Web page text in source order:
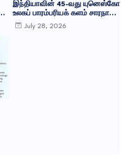
இந்தியாவின் 45-வது யுனெஸ்கோ
உலகப் பாரம்பரியக் களம் சாரநாத்:
TNPSC CURRENT AFFAIRS IN
TAMIL JULY 2026
July 28, 2026